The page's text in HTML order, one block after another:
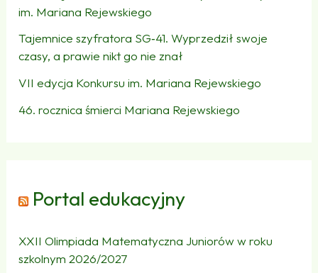
im. Mariana Rejewskiego
Tajemnice szyfratora SG‑41. Wyprzedził swoje
czasy, a prawie nikt go nie znał
VII edycja Konkursu im. Mariana Rejewskiego
46. rocznica śmierci Mariana Rejewskiego
Portal edukacyjny
XXII Olimpiada Matematyczna Juniorów w roku
szkolnym 2026/2027